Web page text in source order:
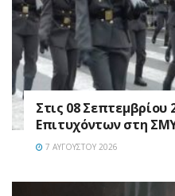
Στις 08
Επιτυχόντων στη
7 ΑΥΓΟΎΣΤΟΥ 2026